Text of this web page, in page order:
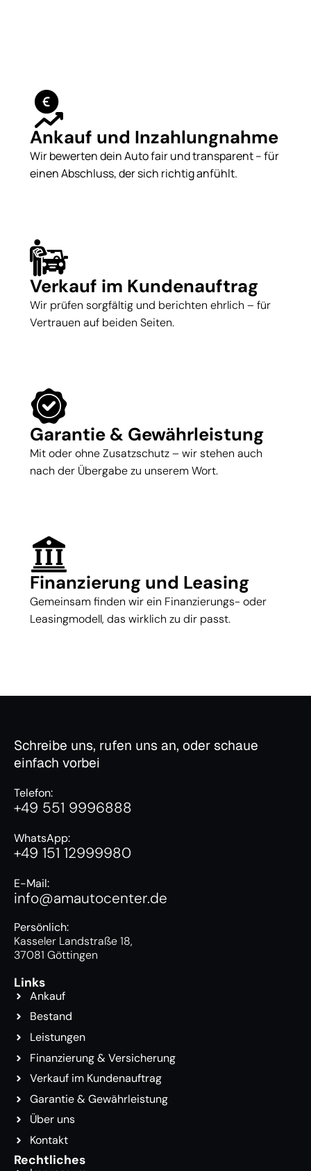
Ankauf und Inzahlungnahme
Wir bewerten dein Auto fair und transparent – für
einen Abschluss, der sich richtig anfühlt.
Verkauf im Kundenauftrag
Wir prüfen sorgfältig und berichten ehrlich – für
Vertrauen auf beiden Seiten.
Garantie & Gewährleistung
Mit oder ohne Zusatzschutz – wir stehen auch
nach der Übergabe zu unserem Wort.
Finanzierung und Leasing
Gemeinsam finden wir ein Finanzierungs- oder
Leasingmodell, das wirklich zu dir passt.
Schreibe uns, rufen uns an, oder schaue
einfach vorbei
Telefon:
+49 551 9996888
WhatsApp:
+49 151 12999980
E-Mail:
info@amautocenter.de
Persönlich:
Kasseler Landstraße 18,
37081 Göttingen
Links
Ankauf
Bestand
Leistungen
Finanzierung & Versicherung
Verkauf im Kundenauftrag
Garantie & Gewährleistung
Über uns
Kontakt
Rechtliches